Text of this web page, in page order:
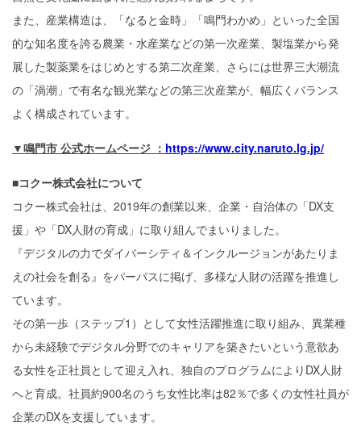
また、産業構造は、「なると金時」「鳴門わかめ」といった全国
的な知名度を誇る農業・水産業などの第一次産業、製塩業から発
展した製薬業をはじめとする第二次産業、さらには世界三大潮流
の「渦潮」で有名な観光業などの第三次産業が、幅広くバランス
よく構成されています。
▼鳴門市 公式ホームページ ： https://www.city.naruto.lg.jp/
■コクー株式会社について
コクー株式会社は、2019年の創業以来、企業・自治体の「DX支
援」や「DX人財の育成」に取り組んでまいりました。
『デジタルの力でダイバーシティ＆インクルージョンがあたりま
えの社会を創る』をパーパスに掲げ、多様な人財の活躍を推進し
ています。
その第一歩（ステップ1）として女性活躍推進に取り組み、異業種
から未経験でデジタル分野でのキャリアを築きたいという意欲あ
る女性を正社員として迎え入れ、独自のプログラムによりDX人財
へと育成。社員約900名のうち女性比率は82％で多くの女性社員が
企業のDXを支援しています。